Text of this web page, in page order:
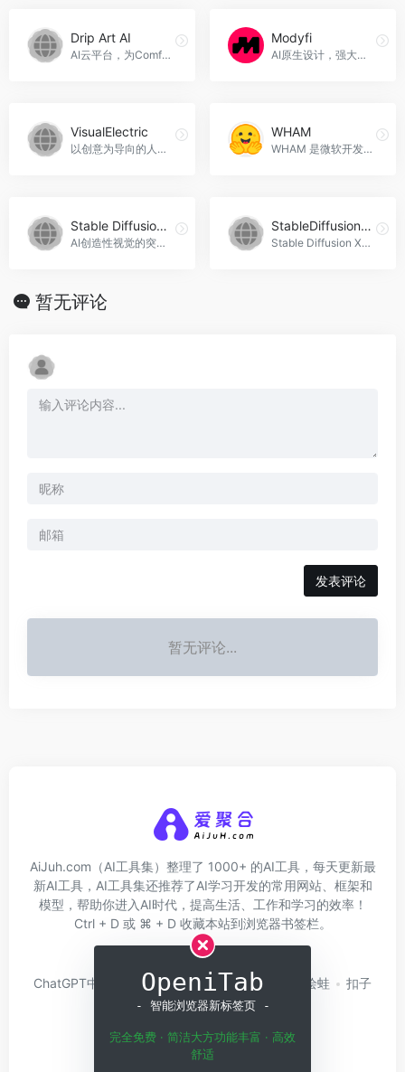
Drip Art AI
AI云平台，为Comfy UI提供强大支持，Drip Art AI官网入口网址
Modyfi
AI原生设计，强大的创意工具，实时协作。Modyfi官网入口网址
VisualElectric
以创意为导向的人工智能图像生成平台，VisualElectric官网入口网址
WHAM
WHAM 是微软开发的一种生成式游戏模型，用于生成游戏视觉和控制器动作。
Stable Diffusion 3 Free Online
AI创造性视觉的突破性AI，Stable Diffusion 3 Free Online官网入口网址
StableDiffusion XL
Stable Diffusion XL AI， 开源的 AI 图片生成器，StableDiffusion XL官网入口网址
暂无评论
发表评论
暂无评论...
AiJuh.com（AI工具集）整理了 1000+ 的AI工具，每天更新最
新AI工具，AI工具集还推荐了AI学习开发的常用网站、框架和
模型，帮助你进入AI时代，提高生活、工作和学习的效率！
Ctrl + D 或 ⌘ + D 收藏本站到浏览器书签栏。
ChatGPT中文版
问小白 硅基流动 Trae 绘蛙
扣子
Coze
白日梦AI
OpeniTab
- 智能浏览器新标签页 -
完全免费 · 简洁大方功能丰富 · 高效
舒适